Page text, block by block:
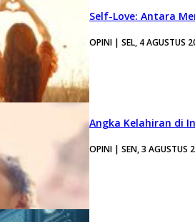
Self-Love: Antara
OPINI | SEL, 4 AGUSTUS
Angka Kelahiran di
OPINI | SEN, 3 AGUSTUS